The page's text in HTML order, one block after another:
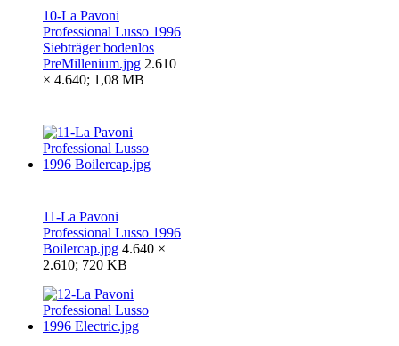
10-La Pavoni
Professional Lusso 1996
Siebträger bodenlos
PreMillenium.jpg 2.610
× 4.640; 1,08 MB
11-La Pavoni
Professional Lusso 1996
Boilercap.jpg 4.640 ×
2.610; 720 KB